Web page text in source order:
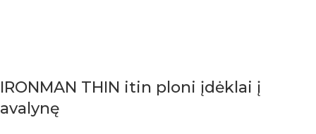
IRONMAN THIN itin ploni įdėklai į
avalynę